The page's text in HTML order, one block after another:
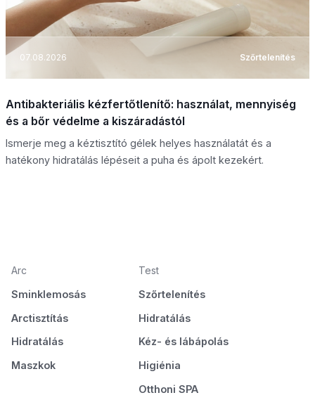
07.08.2026 Szőrtelenítés
Antibakteriális kézfertőtlenítő: használat, mennyiség
és a bőr védelme a kiszáradástól
Ismerje meg a kéztisztító gélek helyes használatát és a
hatékony hidratálás lépéseit a puha és ápolt kezekért.
Arc
Sminklemosás
Arctisztítás
Hidratálás
Maszkok
Test
Szőrtelenítés
Hidratálás
Kéz- és lábápolás
Higiénia
Otthoni SPA